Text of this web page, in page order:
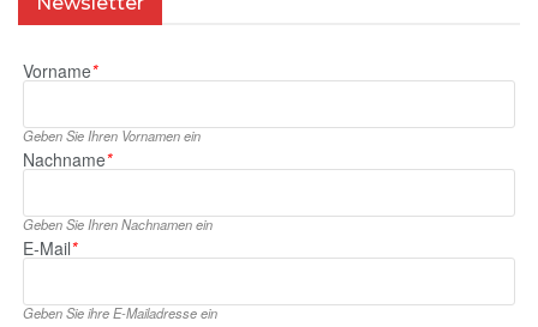
Vorname*
Geben Sie Ihren Vornamen ein
Nachname*
Geben Sie Ihren Nachnamen ein
E‑Mail*
Geben Sie ihre E‑Mailadresse ein